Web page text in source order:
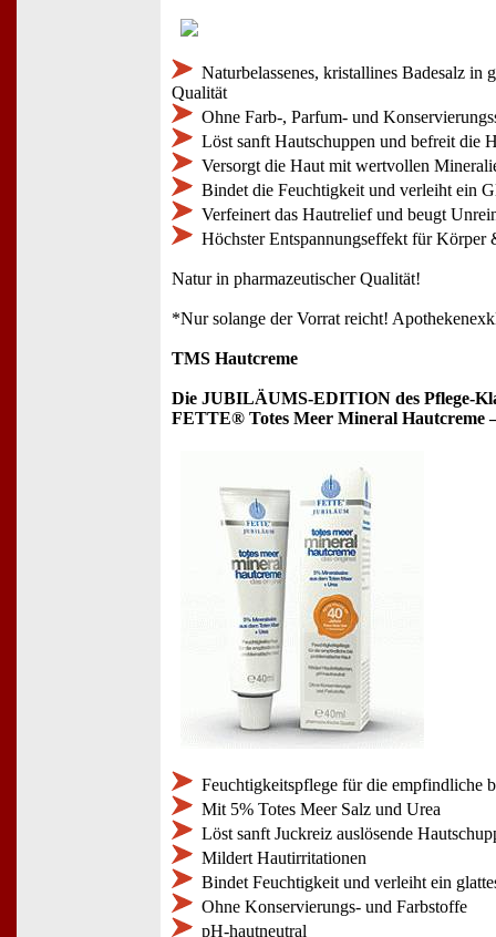
Naturbelassenes, kristallines Badesalz in
Qualität
Ohne Farb-, Parfum- und
Löst sanft Hautschuppen und befreit die
Versorgt die Haut mit wertvollen
Bindet die Feuchtigkeit und verleiht ein
Verfeinert das Hautrelief und beugt
Höchster Entspannungseffekt für Körper
Natur in pharmazeutischer Qualität!
*Nur solange der Vorrat reicht!
TMS Hautcreme
Die JUBILÄUMS-EDITION des Pflege-
FETTE® Totes Meer Mineral Hautcreme
Feuchtigkeitspflege für die empfindliche
Mit 5% Totes Meer Salz und Urea
Löst sanft Juckreiz auslösende
Mildert Hautirritationen
Bindet Feuchtigkeit und verleiht ein
Ohne Konservierungs- und Farbstoffe
pH-hautneutral